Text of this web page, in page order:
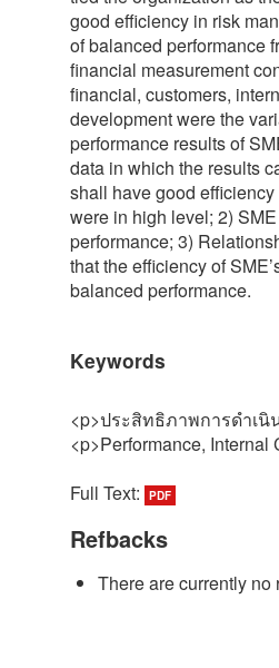
good efficiency in risk
of balanced performance
financial measurement
financial, customers,
development were the
performance results of
data in which the results
shall have good
were in high level; 2)
performance; 3)
that the efficiency of
balanced performance.
Keywords
<p>ประสิทธิภาพการดำเ
<p>Performance, Internal
Full Text:
PDF
Refbacks
There are currently no